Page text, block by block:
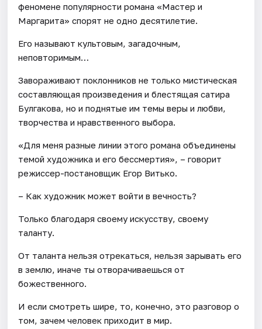
феномене популярности романа «Мастер и
Маргарита» спорят не одно десятилетие.
Его называют культовым, загадочным,
неповторимым…
Завораживают поклонников не только мистическая
составляющая произведения и блестящая сатира
Булгакова, но и поднятые им темы веры и любви,
творчества и нравственного выбора.
«Для меня разные линии этого романа объединены
темой художника и его бессмертия», – говорит
режиссер-постановщик Егор Витько.
– Как художник может войти в вечность?
Только благодаря своему искусству, своему
таланту.
От таланта нельзя отрекаться, нельзя зарывать его
в землю, иначе ты отворачиваешься от
божественного.
И если смотреть шире, то, конечно, это разговор о
том, зачем человек приходит в мир.